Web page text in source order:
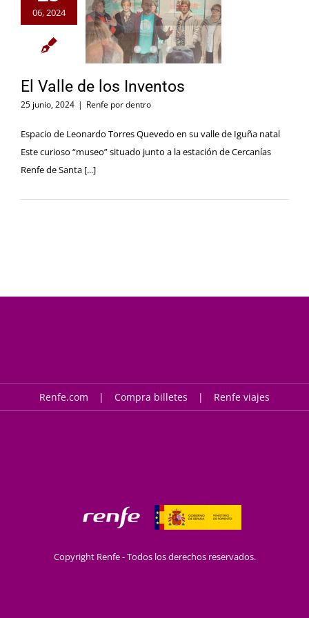
06, 2024
El Valle de los Inventos
25 junio, 2024 | Renfe por dentro
Espacio de Leonardo Torres Quevedo en su valle de Iguña natal
Este curioso “museo” situado junto a la estación de Cercanías
Renfe de Santa [...]
Renfe.com Compra billetes Renfe viajes
Copyright Renfe - Todos los derechos reservados.